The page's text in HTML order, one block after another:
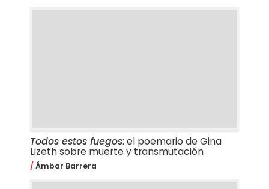
Todos estos fuegos: el poemario de Gina
Lizeth sobre muerte y transmutación
Ámbar Barrera